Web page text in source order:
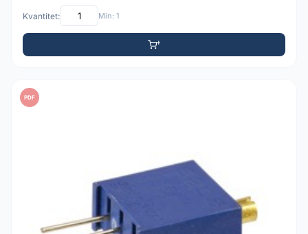
Kvantitet: Min: 1
PDF